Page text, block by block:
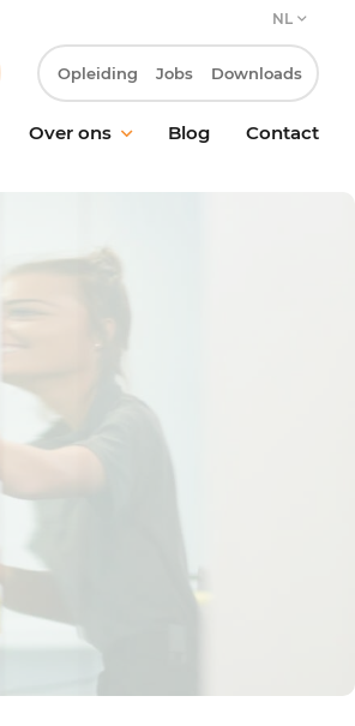
NL
Over ons Blog Contact
Opleiding Jobs Downloads